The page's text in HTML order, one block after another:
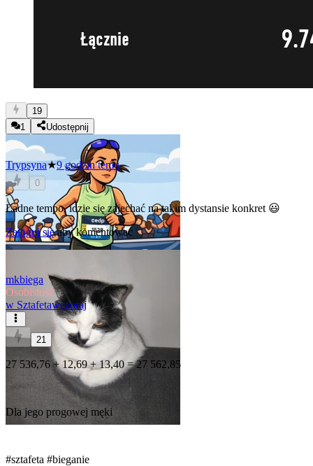
19
1
Udostępnij
Trypsyna★9 godzin temu
0
Ładne tempo, idzie się zajechać na takim dystansie konkret 😃
Zaloguj sięaby komentować
mkbiega
Osobistość
w Sztafetawczoraj
21
27 536,76 + 12,69 + 13,40 = 27 562,85
Dla jego progowej męki
#sztafeta #bieganie